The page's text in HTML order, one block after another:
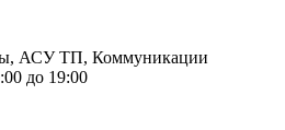
АСУ ТП, Коммуникации
до 19:00